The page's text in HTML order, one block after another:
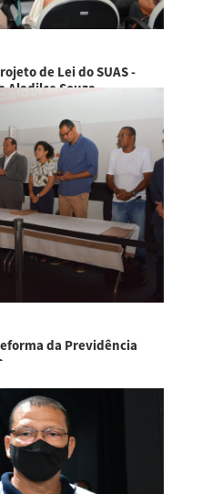
de Lei do SUAS -
Aladilce Souza
da Previdência